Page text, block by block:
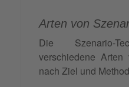
Arten von
Die Szenario-
verschiedene
nach Ziel und